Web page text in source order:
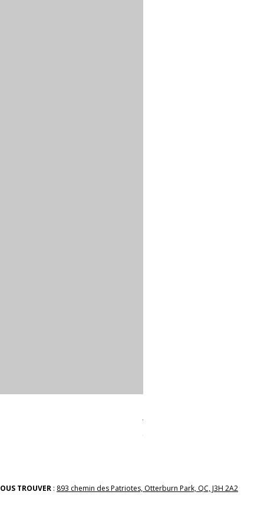
Prix
38,00 $
TROUVER : 893 chemin des Patriotes, Otterburn Park, QC, J3H 2A2